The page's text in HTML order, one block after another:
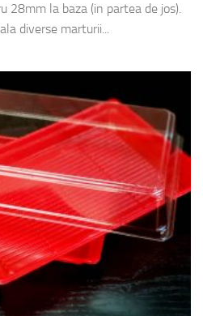
28mm la baza (in partea de jos).
diverse marturii...